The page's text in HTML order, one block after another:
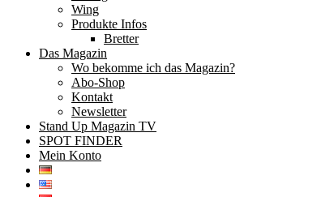
Wing
Produkte Infos
Bretter
Das Magazin
Wo bekomme ich das Magazin?
Abo-Shop
Kontakt
Newsletter
Stand Up Magazin TV
SPOT FINDER
Mein Konto